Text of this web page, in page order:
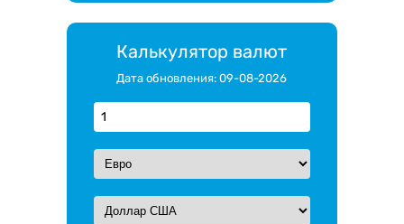
Калькулятор валют
Дата обновления: 09-08-2026